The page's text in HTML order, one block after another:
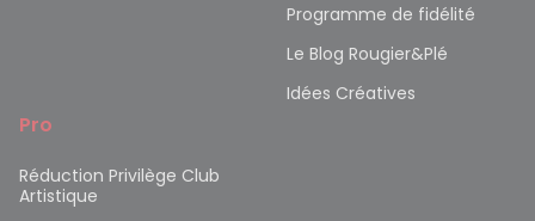
Programme de fidélité
Le Blog Rougier&Plé
Idées Créatives
Pro
Réduction Privilège Club
Artistique